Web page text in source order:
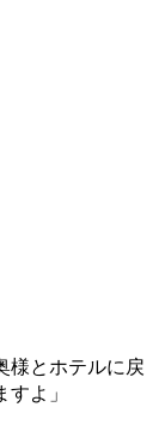
様とホテルに戻
よ」